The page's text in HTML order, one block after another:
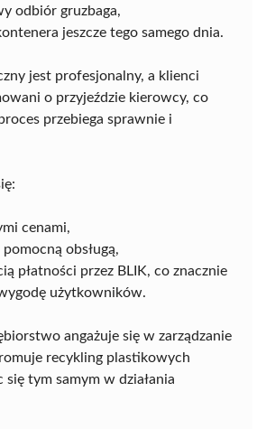
odbiór gruzbaga,
jeszcze tego samego dnia.
jest profesjonalny, a klienci
o przyjeździe kierowcy, co
przebiega sprawnie i
cenami,
obsługą,
płatności przez BLIK, co znacznie
użytkowników.
angażuje się w zarządzanie
recykling plastikowych
tym samym w działania